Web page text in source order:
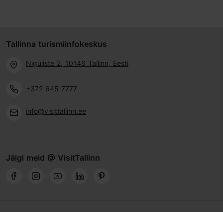
Tallinna turismiinfokeskus
Niguliste 2, 10146 Tallinn, Eesti
+372 645 7777
info@visittallinn.ee
Jälgi meid @ VisitTallinn